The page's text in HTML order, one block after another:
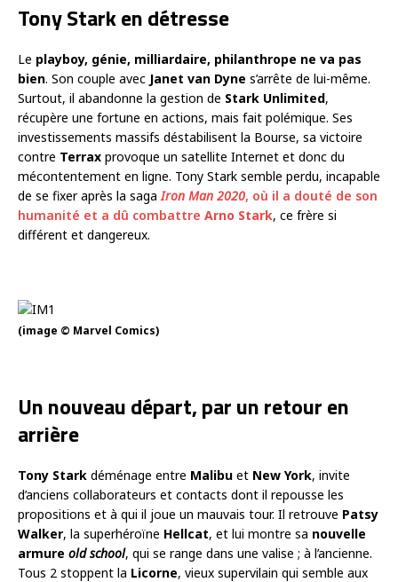
Tony Stark en détresse
Le playboy, génie, milliardaire, philanthrope ne va pas
bien. Son couple avec Janet van Dyne s’arrête de lui-même.
Surtout, il abandonne la gestion de Stark Unlimited,
récupère une fortune en actions, mais fait polémique. Ses
investissements massifs déstabilisent la Bourse, sa victoire
contre Terrax provoque un satellite Internet et donc du
mécontentement en ligne. Tony Stark semble perdu, incapable
de se fixer après la saga Iron Man 2020, où il a douté de son
humanité et a dû combattre Arno Stark, ce frère si
différent et dangereux.
(image © Marvel Comics)
Un nouveau départ, par un retour en
arrière
Tony Stark déménage entre Malibu et New York, invite
d’anciens collaborateurs et contacts dont il repousse les
propositions et à qui il joue un mauvais tour. Il retrouve Patsy
Walker, la superhéroïne Hellcat, et lui montre sa nouvelle
armure old school, qui se range dans une valise ; à l’ancienne.
Tous 2 stoppent la Licorne, vieux supervilain qui semble aux